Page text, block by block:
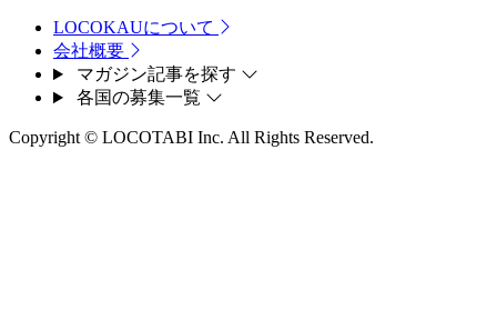
LOCOKAUについて
会社概要
マガジン記事を探す
各国の募集一覧
Copyright © LOCOTABI Inc. All Rights Reserved.